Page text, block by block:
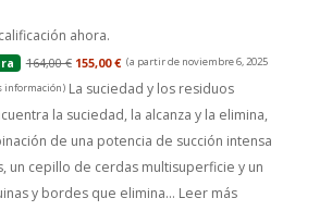
ahora.
164,00 € 155,00 € (a partir de noviembre 6, 2025
información) La suciedad y los residuos
la suciedad, la alcanza y la elimina,
de una potencia de succión intensa
un cepillo de cerdas multisuperficie y un
y bordes que elimina... Leer más